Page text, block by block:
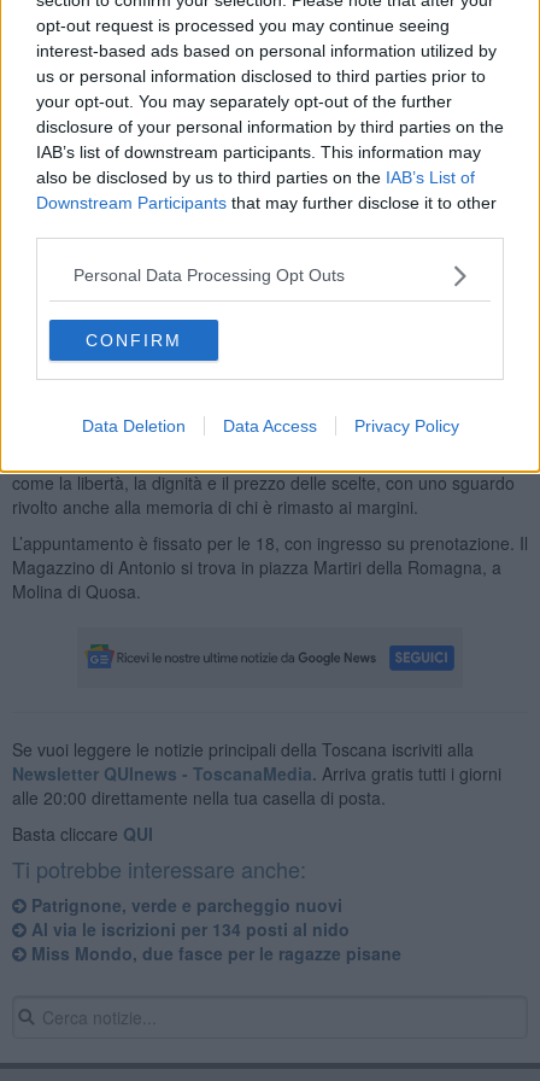
opt-out request is processed you may continue seeing
interest-based ads based on personal information utilized by
us or personal information disclosed to third parties prior to
your opt-out. You may separately opt-out of the further
disclosure of your personal information by third parties on the
IAB’s list of downstream participants. This information may
also be disclosed by us to third parties on the IAB’s List of
Downstream Participants that may further disclose it to other
Personal Data Processing Opt Outs
CONFIRM
Data Deletion Data Access Privacy Policy
imposte dalle circostanze.
La narrazione intreccia vicende personali e riferimenti storici,
accompagnati da musica e riflessioni.Tra i protagonisti
emergono storie molto diverse tra loro, da Sante Caserio a Franco
Serantini, passando per Jesse James e Charlie Starkweather, fino
ad arrivare ad Andrea Pazienza e alle esperienze degli emigrati in
Argentina. Un mosaico che prova a raccontare cosa significa stare
dalla parte opposta della storia ufficiale.
Il filo conduttore resta la ribellione, letta come risposta a condizioni
di ingiustizia, marginalità o bisogno. Un percorso che si muove su
un equilibrio fragile, dove i confini tra giusto e sbagliato, tra eroismo
e sconfitta, restano spesso sfumati.
più personali , con richiami alla musica e alla letteratura che
come la libertà, la dignità e il prezzo delle scelte, con uno sguardo
rivolto anche alla memoria di chi è rimasto ai margini.
L’appuntamento è fissato per le 18, con ingresso su prenotazione. Il
Magazzino di Antonio si trova in piazza Martiri della Romagna, a
Molina di Quosa.
Se vuoi leggere le notizie principali della Toscana iscriviti alla
Newsletter QUInews - ToscanaMedia. Arriva gratis tutti i giorni
alle 20:00 direttamente nella tua casella di posta.
Basta cliccare QUI
Ti potrebbe interessare anche:
Patrignone, verde e parcheggio nuovi
Al via le iscrizioni per 134 posti al nido
Miss Mondo, due fasce per le ragazze pisane